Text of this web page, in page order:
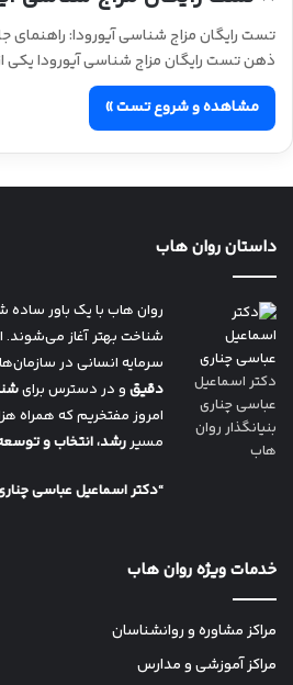
تست رایگان مزاج شناسی آیورودا: راهنمای
ذهن تست رایگان مزاج شناسی آیورودا یکی
مشاهده و شروع تست »
داستان روان هاب
دکتر اسماعیل
عباسی چناری
بنیانگذار روان
هاب
روان هاب با یک باور
شناخت بهتر آغاز
سرمایه انسانی در
دقیقو در دسترس برای
امروز مفتخریم که همراه
مسیر رشد، انتخاب و
“دکتر اسماعیل عباسی
خدمات ویژه روان هاب
مراکز مشاوره و روانشناسان
مراکز آموزشی و مدارس